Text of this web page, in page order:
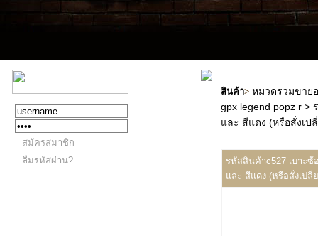
สมัครสมาชิก
ลืมรหัสผ่าน?
สินค้า> หมวดรวมขาย
gpx legend popz r >
และ สีแดง (หรือสั่งเป
รหัสสินค้าc527 เบาะซ้
และ สีแดง (หรือสั่งเปลี่